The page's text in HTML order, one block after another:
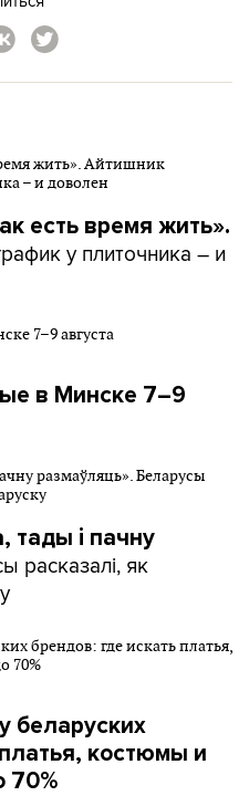
есть время жить».
у плиточника – и
в Минске 7–9
тады і пачну
расказалі, як
беларуских
костюмы и
70%